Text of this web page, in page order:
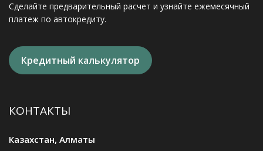
Сделайте предварительный расчет и узнайте ежемесячный
платеж по автокредиту.
Кредитный калькулятор
КОНТАКТЫ
Казахстан, Алматы